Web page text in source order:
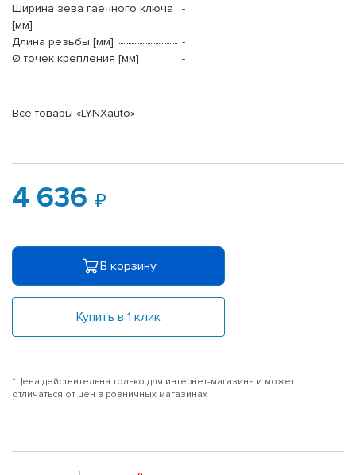
Ширина зева гаечного ключа
[мм]
-
Длина резьбы [мм]
-
Ø точек крепления [мм]
-
Все товары «LYNXauto»
4 636
В корзину
Купить в 1 клик
*Цена действительна только для интернет-магазина и может
отличаться от цен в розничных магазинах